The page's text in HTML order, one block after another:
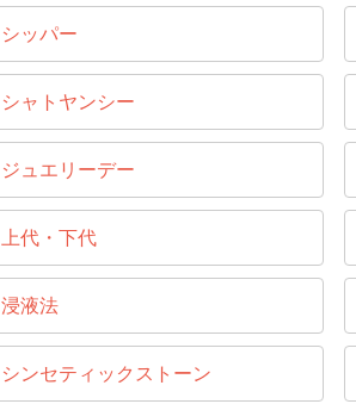
シッパー
シャトヤンシー
ジュエリーデー
上代・下代
浸液法
シンセティックストーン